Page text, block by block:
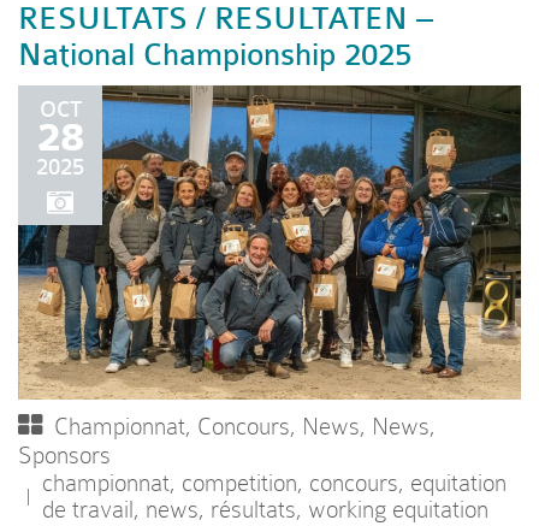
RESULTATS / RESULTATEN –
National Championship 2025
OCT
28
2025
Championnat, Concours, News, News,
Sponsors
championnat, competition, concours, equitation
de travail, news, résultats, working equitation